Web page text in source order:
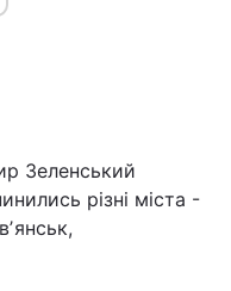
Зеленський
різні міста -